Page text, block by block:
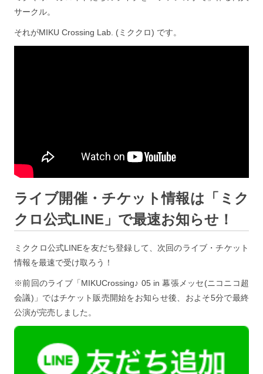
サークル。
それがMIKU Crossing Lab. (ミククロ) です。
ライブ開催・チケット情報は「ミク
クロ公式LINE」で最速お知らせ！
ミククロ公式LINEを友だち登録して、次回のライブ・チケット
情報を最速で受け取ろう！
※前回のライブ「MIKUCrossing♪ 05 in 幕張メッセ(ニコニコ超
会議)」ではチケット販売開始をお知らせ後、およそ5分で最終
公演が完売しました。